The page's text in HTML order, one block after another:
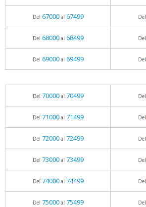
Del 67000al 67499 Del
Del 68000al 68499 Del
Del 69000al 69499 Del
Del 70000al 70499 Del
Del 71000al 71499 Del
Del 72000al 72499 Del
Del 73000al 73499 Del
Del 74000al 74499 Del
Del 75000al 75499 Del